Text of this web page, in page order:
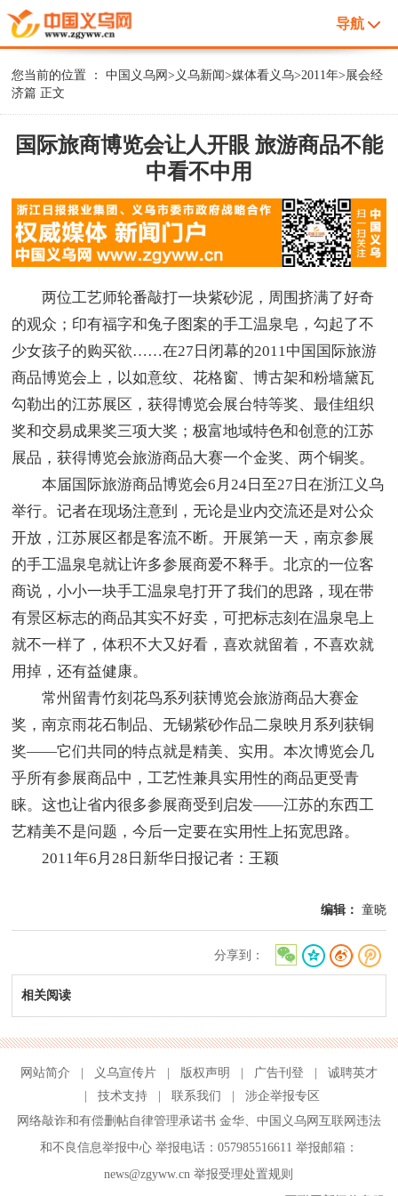
导航
您当前的位置 ：中国义乌网> 义乌新闻>媒体看义乌>2011年>展会经
济篇 正文
国际旅商博览会让人开眼 旅游商品不能
中看不中用
两位工艺师轮番敲打一块紫砂泥，周围挤满了好奇
的观众；印有福字和兔子图案的手工温泉皂，勾起了不
少女孩子的购买欲……在27日闭幕的2011中国国际旅游
商品博览会上，以如意纹、花格窗、博古架和粉墙黛瓦
勾勒出的江苏展区，获得博览会展台特等奖、最佳组织
奖和交易成果奖三项大奖；极富地域特色和创意的江苏
展品，获得博览会旅游商品大赛一个金奖、两个铜奖。
本届国际旅游商品博览会6月24日至27日在浙江义乌
举行。记者在现场注意到，无论是业内交流还是对公众
开放，江苏展区都是客流不断。开展第一天，南京参展
的手工温泉皂就让许多参展商爱不释手。北京的一位客
商说，小小一块手工温泉皂打开了我们的思路，现在带
有景区标志的商品其实不好卖，可把标志刻在温泉皂上
就不一样了，体积不大又好看，喜欢就留着，不喜欢就
用掉，还有益健康。
常州留青竹刻花鸟系列获博览会旅游商品大赛金
奖，南京雨花石制品、无锡紫砂作品二泉映月系列获铜
奖——它们共同的特点就是精美、实用。本次博览会几
乎所有参展商品中，工艺性兼具实用性的商品更受青
睐。这也让省内很多参展商受到启发——江苏的东西工
艺精美不是问题，今后一定要在实用性上拓宽思路。
2011年6月28日新华日报记者：王颖
编辑： 童晓
分享到：
相关阅读
网站简介 义乌宣传片 版权声明 广告刊登
诚聘英才
技术支持 联系我们
涉企举报专区
网络敲诈和有偿删帖自律管理承诺书 金华、 中国义乌网互联网违法
和不良信息举报中心举报电话：057985516611 举报邮箱：
news@zgyww.cn举报受理处置规则